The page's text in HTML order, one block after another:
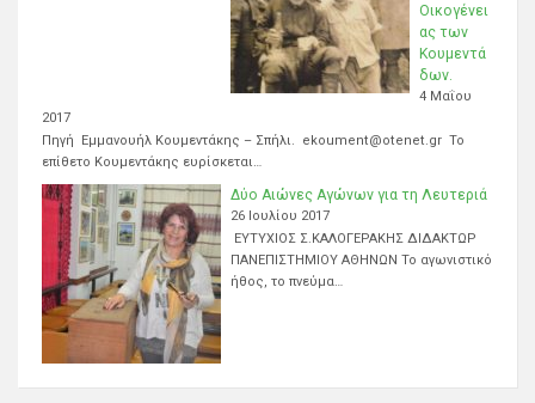
Οικογένει
ας των
Κουμεντά
δων.
4 Μαΐου
2017
Πηγή Εμμανουήλ Κουμεντάκης – Σπήλι. ekoument@otenet.gr Το
επίθετο Κουμεντάκης ευρίσκεται…
Δύο Αιώνες Αγώνων για τη Λευτεριά
26 Ιουλίου 2017
ΕΥΤΥΧΙΟΣ Σ.ΚΑΛΟΓΕΡΑΚΗΣ ΔΙΔΑΚΤΩΡ
ΠΑΝΕΠΙΣΤΗΜΙΟΥ ΑΘΗΝΩΝ Το αγωνιστικό
ήθος, το πνεύμα…